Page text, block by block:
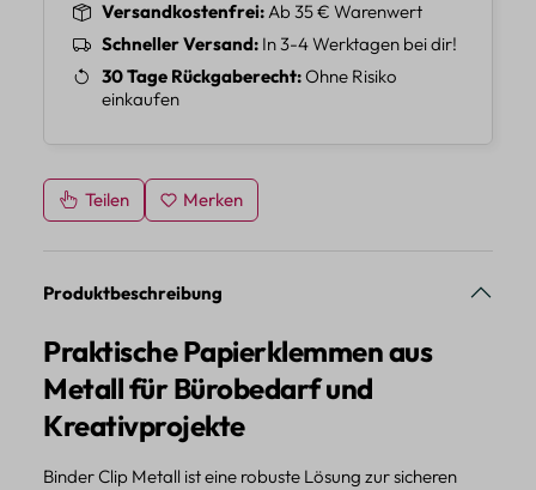
Versandkostenfrei Ab 35 € Warenwert
Schneller Versand In 3-4 Werktagen bei dir!
30 Tage Rückgaberecht Ohne Risiko
einkaufen
Teilen Merken
Produktbeschreibung
Praktische Papierklemmen aus
Metall für Bürobedarf und
Kreativprojekte
Binder Clip Metall ist eine robuste Lösung zur sicheren